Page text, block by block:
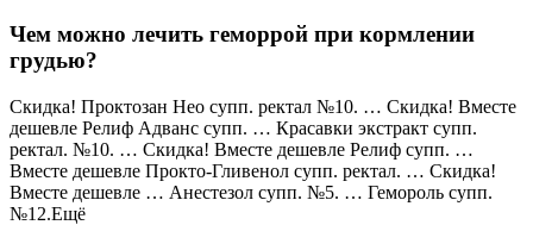
Чем можно лечить геморрой при кормлении
грудью?
Скидка! Проктозан Нео супп. ректал №10. … Скидка! Вместе
дешевле Релиф Адванс супп. … Красавки экстракт супп.
ректал. №10. … Скидка! Вместе дешевле Релиф супп. …
Вместе дешевле Прокто-Гливенол супп. ректал. … Скидка!
Вместе дешевле … Анестезол супп. №5. … Гемороль супп.
№12.Ещё